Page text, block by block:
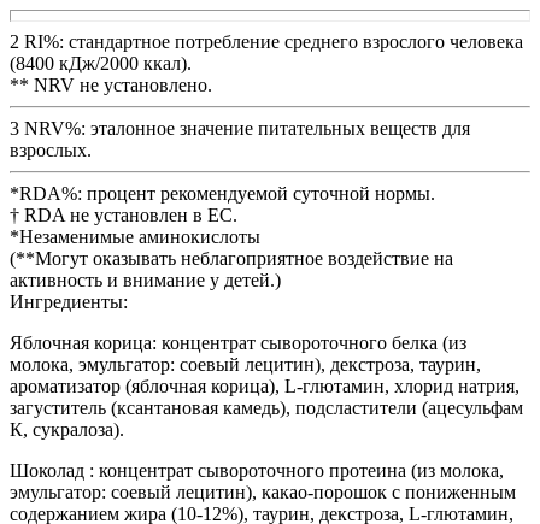
2 RI%: стандартное потребление среднего взрослого человека
(8400 кДж/2000 ккал).
** NRV не установлено.
3 NRV%: эталонное значение питательных веществ для
взрослых.
*RDA%: процент рекомендуемой суточной нормы.
† RDA не установлен в ЕС.
*Незаменимые аминокислоты
(**Могут оказывать неблагоприятное воздействие на
активность и внимание у детей.)
Ингредиенты:
Яблочная корица: концентрат сывороточного белка (из
молока, эмульгатор: соевый лецитин), декстроза, таурин,
ароматизатор (яблочная корица), L-глютамин, хлорид натрия,
загуститель (ксантановая камедь), подсластители (ацесульфам
К, сукралоза).
Шоколад : концентрат сывороточного протеина (из молока,
эмульгатор: соевый лецитин), какао-порошок с пониженным
содержанием жира (10-12%), таурин, декстроза, L-глютамин,